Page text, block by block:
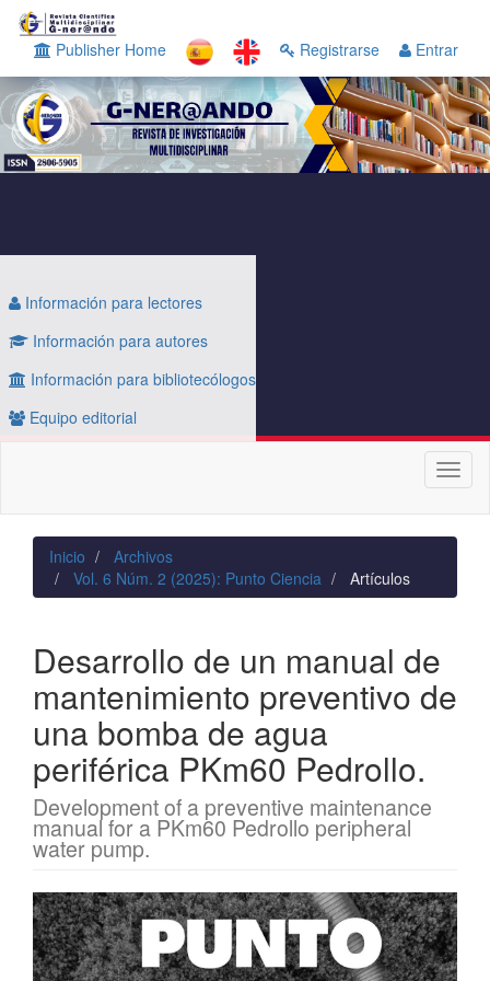
Navegación
principal
Contenido
principal
Barra
lateral
Publisher Home Registrarse Entrar
Información para lectores
Información para autores
Información para bibliotecólogos
Equipo editorial
Inicio
Archivos
Vol. 6 Núm. 2 (2025): Punto Ciencia
Artículos
Desarrollo de un manual de
mantenimiento preventivo de
una bomba de agua
periférica PKm60 Pedrollo.
Development of a preventive maintenance
manual for a PKm60 Pedrollo peripheral
water pump.
Barra
lateral